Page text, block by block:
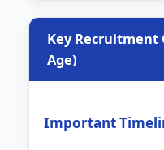
Key Recruitment
Age)
Important